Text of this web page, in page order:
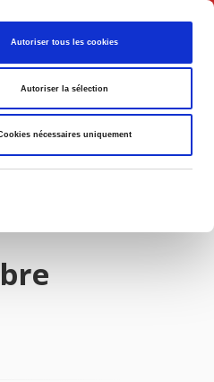
Autoriser tous les cookies
Autoriser la sélection
nécessaires uniquement